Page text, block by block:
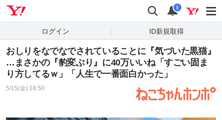
検索 通知
i
ログイン ID新規取得
おしりをなでなでされていることに『気づいた黒猫』
…まさかの『豹変ぶり』に40万いいね「すごい固ま
り方してるｗ」「人生で一番面白かった」
5/15(金) 18:50